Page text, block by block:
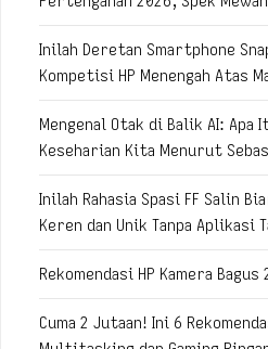
Inilah Deretan Smartphone
Kompetisi HP Menengah Atas
Mengenal Otak di Balik AI: Apa
Keseharian Kita Menurut
Inilah Rahasia Spasi FF Salin
Keren dan Unik Tanpa Aplikasi
Rekomendasi HP Kamera
Cuma 2 Jutaan! Ini 6